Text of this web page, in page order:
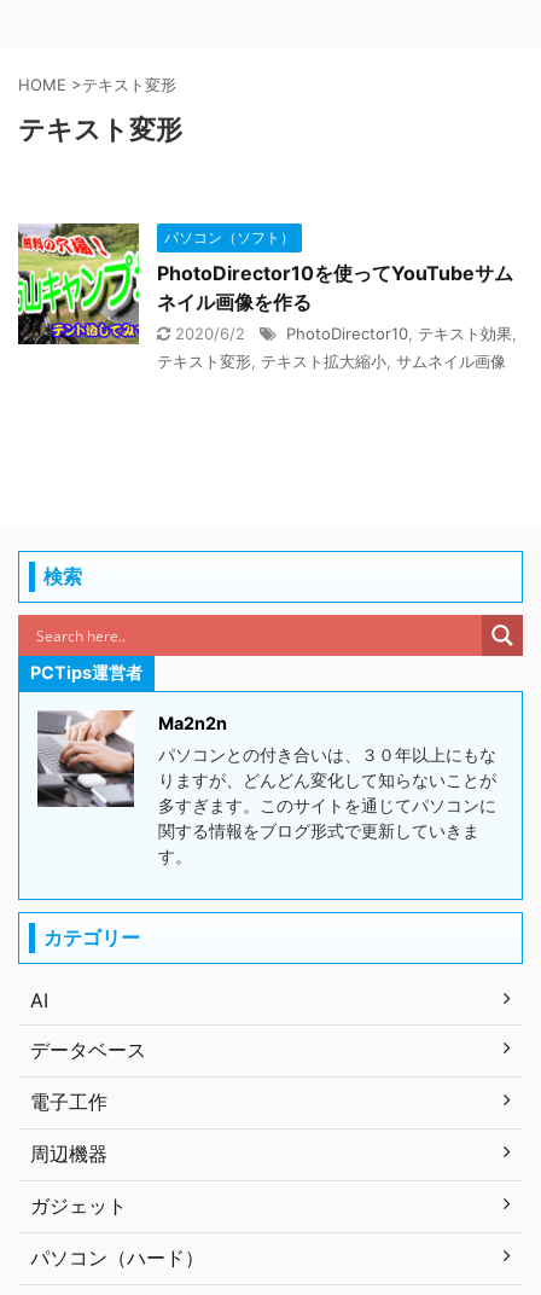
HOME >テキスト変形
テキスト変形
パソコン（ソフト）
PhotoDirector10を使ってYouTubeサム
ネイル画像を作る
2020/6/2 PhotoDirector10 テキスト効果
テキスト変形 テキスト拡大縮小 サムネイル画像
検索
PCTips運営者
Ma2n2n
パソコンとの付き合いは、３０年以上にもな
りますが、どんどん変化して知らないことが
多すぎます。このサイトを通じてパソコンに
関する情報をブログ形式で更新していきま
す。
カテゴリー
AI
データベース
電子工作
周辺機器
ガジェット
パソコン（ハード）